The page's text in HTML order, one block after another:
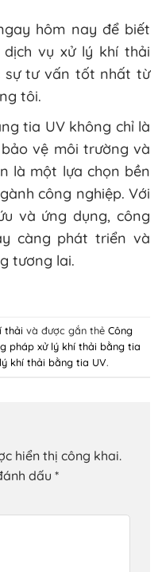
hôm nay để biết
vụ xử lý khí thải
sự tư vấn tốt nhất từ
tôi.
tia UV không chỉ là
vệ môi trường và
là một lựa chọn bền
công nghiệp. Với
và ứng dụng, công
càng phát triển và
tương lai.
thải và được gắn thẻ Công
pháp xử lý khí thải bằng tia
khí thải bằng tia UV.
hiển thị công khai.
dấu *